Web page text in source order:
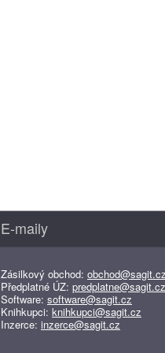
E-maily
Zásilkový obchod: obchod@sagit.cz
Předplatné ÚZ: predplatne@sagit.cz
Software: software@sagit.cz
Knihkupci: knihkupci@sagit.cz
Inzerce: inzerce@sagit.cz